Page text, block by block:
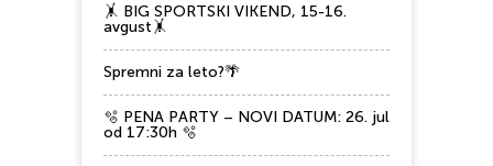
🤸 BIG SPORTSKI VIKEND, 15-16.
avgust🤸
Spremni za leto?🌴
🫧 PENA PARTY – NOVI DATUM: 26. jul
od 17:30h 🫧